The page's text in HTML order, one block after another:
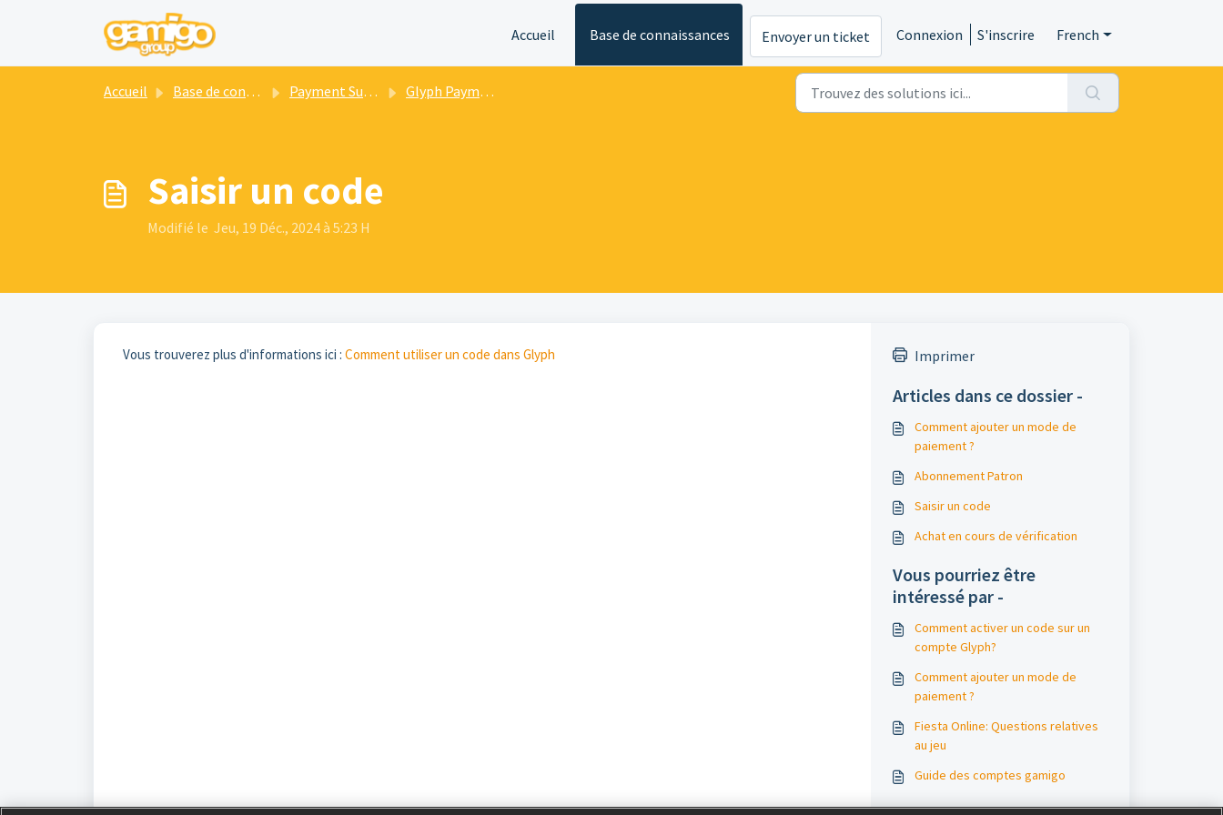
Passer au contenu principal
Accueil
Base de connaissances Envoyer un ticket Connexion S'inscrire French
Accueil Base de connaissances Payment Support Glyph Payment Support
Saisir un code
Modifié le Jeu, 19 Déc., 2024 à 5:23 H
Vous trouverez plus d'informations ici : Comment utiliser un code dans Glyph Imprimer
Articles dans ce dossier -
Comment ajouter un mode de
paiement ?
Abonnement Patron
Saisir un code
Achat en cours de vérification
Vous pourriez être
intéressé par -
Comment activer un code sur un
compte Glyph?
Comment ajouter un mode de
paiement ?
Fiesta Online: Questions relatives
au jeu
Guide des comptes gamigo